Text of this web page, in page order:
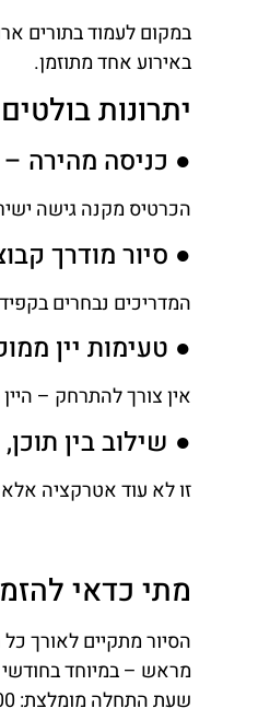
באירוע אחד מתוזמן.
יתרונות
● כניסה מהירה –
הכרטיס מקנה גישה
● סיור מודרך
המדריכים נבחרים
● טעימות יין
אין צורך להתרחק –
● שילוב בין
זו לא עוד אטרקציה
מתי כדאי
מראש – במיוחד
שעת התחלה מומלצת: 15:00 – כך תספיקו לטייל בעיר בבוקר, ואז ליהנות מחוויה איכותית בשעות הנעימות.